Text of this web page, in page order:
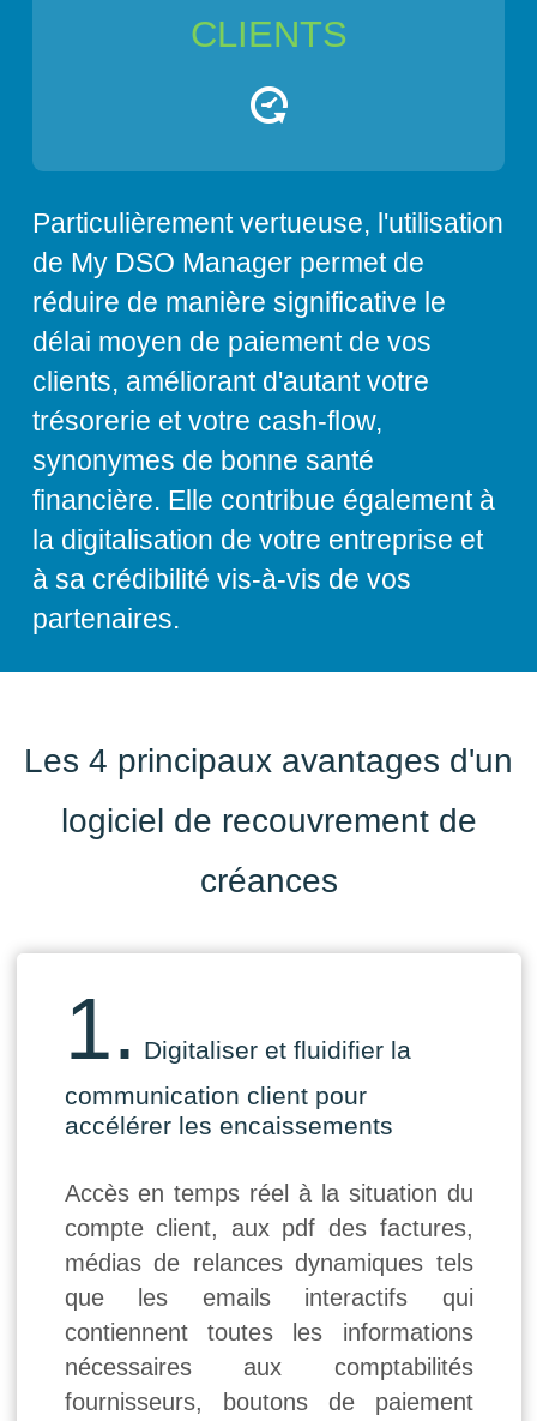
CLIENTS
Particulièrement vertueuse, l'utilisation
de My DSO Manager permet de
réduire de manière significative le
délai moyen de paiement de vos
clients, améliorant d'autant votre
trésorerie et votre cash-flow,
synonymes de bonne santé
financière. Elle contribue également à
la digitalisation de votre entreprise et
à sa crédibilité vis-à-vis de vos
partenaires.
Les 4 principaux avantages d'un
logiciel de recouvrement de
créances
1. Digitaliser et fluidifier la
communication client pour
accélérer les encaissements
Accès en temps réel à la situation du
compte client, aux pdf des factures,
médias de relances dynamiques tels
que les emails interactifs qui
contiennent toutes les informations
nécessaires aux comptabilités
fournisseurs, boutons de paiement